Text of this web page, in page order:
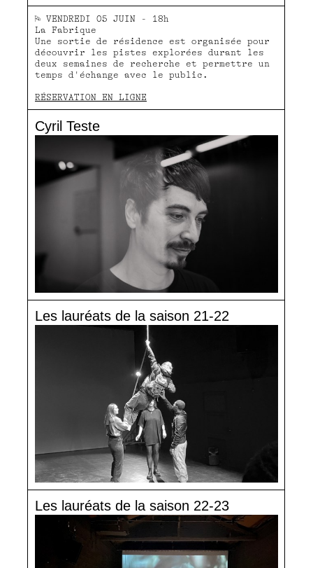
⚐ VENDREDI 05 JUIN - 18h
La Fabrique
Une sortie de résidence est organisée pour
découvrir les pistes explorées durant les
deux semaines de recherche et permettre un
temps d'échange avec le public.
RÉSERVATION EN LIGNE
Cyril Teste
Les lauréats de la saison 21-22
Les lauréats de la saison 22-23